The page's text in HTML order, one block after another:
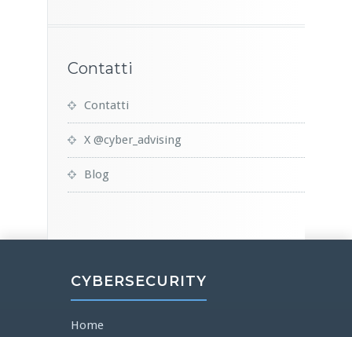
Contatti
Contatti
X @cyber_advising
Blog
CYBERSECURITY
Home